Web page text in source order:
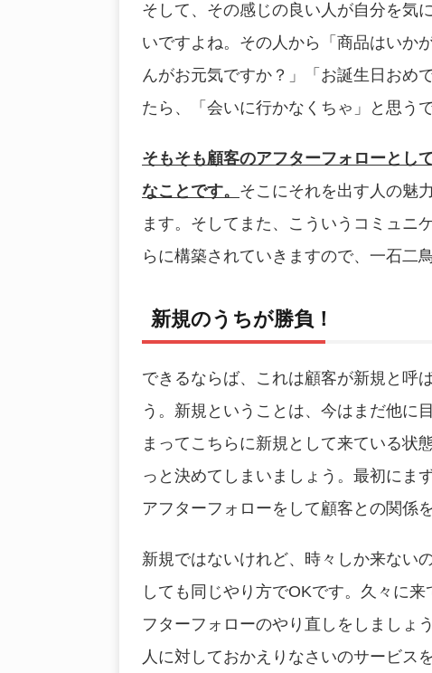
そして、その感じの良い人が自分を気
いですよね。その人から「商品はいか
んがお元気ですか？」「お誕生日おめ
たら、「会いに行かなくちゃ」と思うで
そもそも顧客のアフターフォローとし
なことです。 そこにそれを出す人の魅
ます。そしてまた、こういうコミュニ
らに構築されていきますので、一石二
新規のうちが勝負！
できるならば、これは顧客が新規と呼
う。新規ということは、今はまだ他に
まってこちらに新規として来ている状
っと決めてしまいましょう。最初にま
アフターフォローをして顧客との関係
新規ではないけれど、時々しか来ない
しても同じやり方でOKです。久々に
フターフォローのやり直しをしましょ
人に対しておかえりなさいのサービス